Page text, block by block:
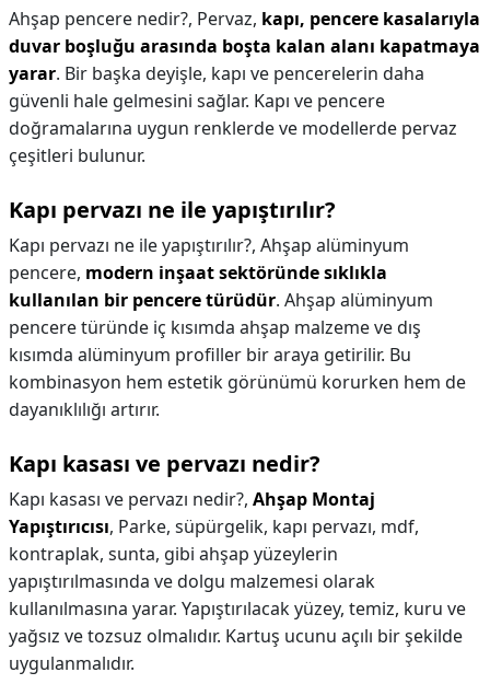
Ahşap pencere nedir?, Pervaz, kapı, pencere kasalarıyla
duvar boşluğu arasında boşta kalan alanı kapatmaya
yarar. Bir başka deyişle, kapı ve pencerelerin daha
güvenli hale gelmesini sağlar. Kapı ve pencere
doğramalarına uygun renklerde ve modellerde pervaz
çeşitleri bulunur.
Kapı pervazı ne ile yapıştırılır?
Kapı pervazı ne ile yapıştırılır?, Ahşap alüminyum
pencere, modern inşaat sektöründe sıklıkla
kullanılan bir pencere türüdür. Ahşap alüminyum
pencere türünde iç kısımda ahşap malzeme ve dış
kısımda alüminyum profiller bir araya getirilir. Bu
kombinasyon hem estetik görünümü korurken hem de
dayanıklılığı artırır.
Kapı kasası ve pervazı nedir?
Kapı kasası ve pervazı nedir?, Ahşap Montaj
Yapıştırıcısı, Parke, süpürgelik, kapı pervazı, mdf,
kontraplak, sunta, gibi ahşap yüzeylerin
yapıştırılmasında ve dolgu malzemesi olarak
kullanılmasına yarar. Yapıştırılacak yüzey, temiz, kuru ve
yağsız ve tozsuz olmalıdır. Kartuş ucunu açılı bir şekilde
uygulanmalıdır.